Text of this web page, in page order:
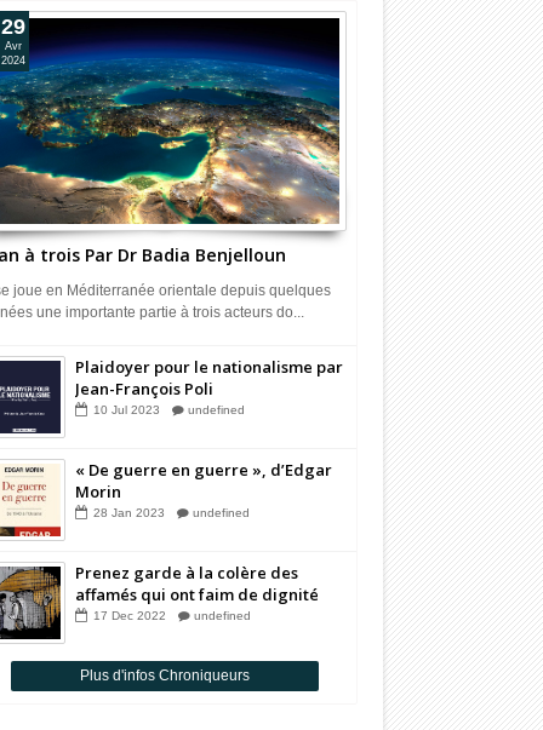
à trois Par Dr Badia Benjelloun
29
Avr
2024
joue en Méditerranée orientale depuis quelques
une importante partie à trois acteurs do...
Plaidoyer pour le nationalisme par
Jean-François Poli
10 Jul 2023 undefined
« De guerre en guerre », d’Edgar
Morin
28 Jan 2023 undefined
Prenez garde à la colère des
affamés qui ont faim de dignité
Par Badia Benjelloun
17 Dec 2022 undefined
Plus d'infos Chroniqueurs